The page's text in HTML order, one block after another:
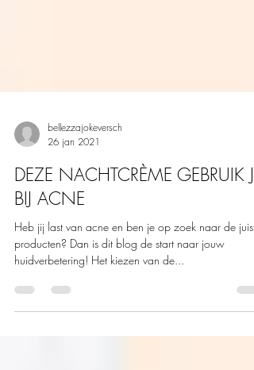
bellezzajokeversch
DEZE NACHTCRÈME GEBRUIK JE
BIJ ACNE
Heb jij last van acne en ben je op zoek naar de juiste
producten? Dan is dit blog de start naar jouw